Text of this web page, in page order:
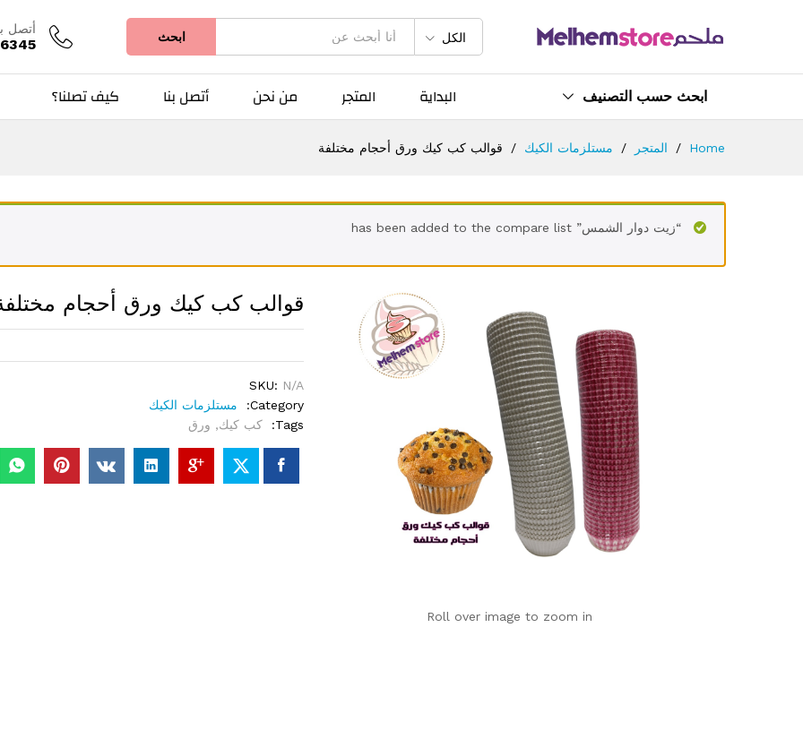
الكل ابحث
أتصل
ابحث حسب التصنيف البداية المتجر من نحن أتصل بنا كيف تصلنا؟
Home
/ المتجر / مستلزمات الكيك / قوالب كب كيك ورق أحجام مختلفة
“زيت دوار الشمس” has been added to the compare list
Roll over image to zoom in
قوالب كب كيك ورق أحجام
SKU: N/A
Category:
مستلزمات الكيك
Tags:
كب كيك, ورق
الوصف مواصفات